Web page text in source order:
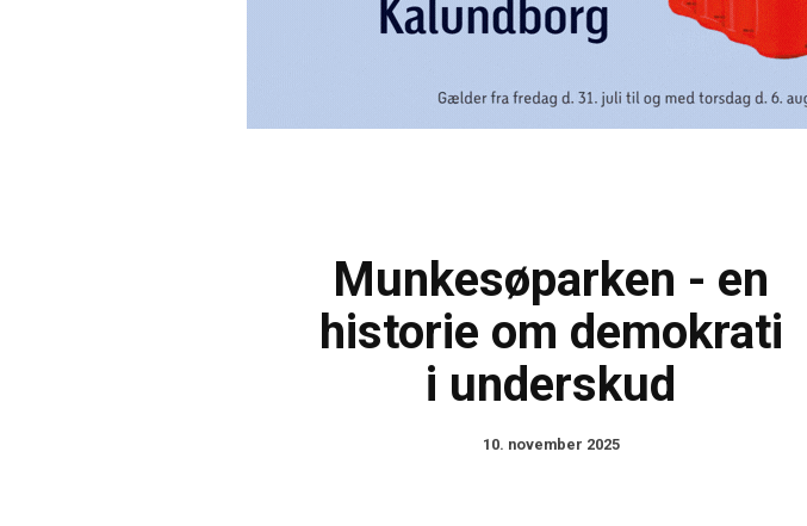
Munkesøparken - en
historie om demokrati
i underskud
10. november 2025